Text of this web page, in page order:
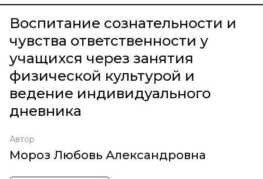
Воспитание сознательности и
чувства ответственности у
учащихся через занятия
физической культурой и
ведение индивидуального
дневника
Автор
Мороз Любовь Александровна